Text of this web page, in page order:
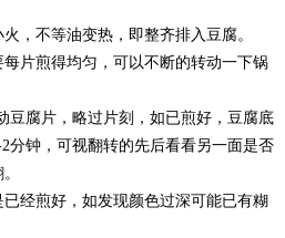
不等油变热，即整齐排入豆腐。
片煎得均匀，可以不断的转动一下锅
腐片，略过片刻，如已煎好，豆腐底
分钟，可视翻转的先后看看另一面是否
经煎好，如发现颜色过深可能已有糊